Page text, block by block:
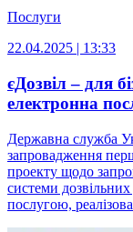
Послуги
22.04.2025 | 13:33
єДозвіл – для
електронна
Державна служба
запровадження
проекту щодо
системи
послугою,